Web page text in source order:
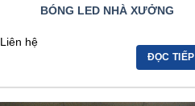
BÓNG LED NHÀ XƯỞNG
Liên hệ
ĐỌC TIẾP